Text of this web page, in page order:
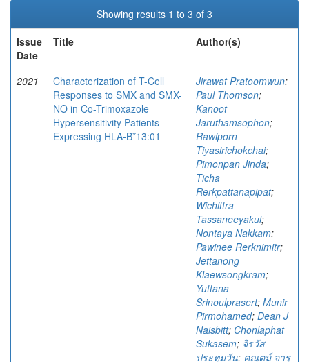
Showing results 1 to 3 of 3
Issue
Date
Title Author(s)
2021
Characterization of T-Cell
Responses to SMX and SMX-
NO in Co-Trimoxazole
Hypersensitivity Patients
Expressing HLA-B*13:01
Jirawat Pratoomwun;
Paul Thomson;
Kanoot
Jaruthamsophon;
Rawiporn
Tiyasirichokchai;
Pimonpan Jinda;
Ticha
Rerkpattanapipat;
Wichittra
Tassaneeyakul;
Nontaya Nakkam;
Pawinee Rerknimitr;
Jettanong
Klaewsongkram;
Yuttana
Srinoulprasert; Munir
Pirmohamed; Dean J
Naisbitt; Chonlaphat
Sukasem; จิรวัส
ประทุมวัน; คณุตม์ จารุ